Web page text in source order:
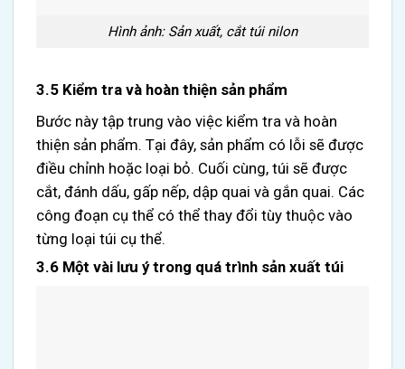
Hình ảnh: Sản xuất, cắt túi nilon
3.5 Kiểm tra và hoàn thiện sản phẩm
Bước này tập trung vào việc kiểm tra và hoàn
thiện sản phẩm. Tại đây, sản phẩm có lỗi sẽ được
điều chỉnh hoặc loại bỏ. Cuối cùng, túi sẽ được
cắt, đánh dấu, gấp nếp, dập quai và gắn quai. Các
công đoạn cụ thể có thể thay đổi tùy thuộc vào
từng loại túi cụ thể.
3.6 Một vài lưu ý trong quá trình sản xuất túi